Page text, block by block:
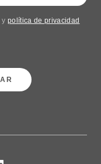
y política de privacidad